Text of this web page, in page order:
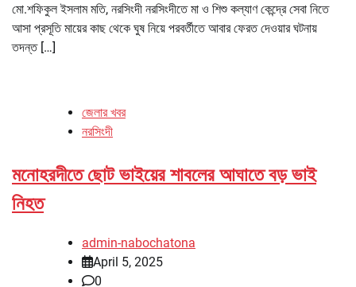
মো.শফিকুল ইসলাম মতি, নরসিংদী নরসিংদীতে মা ও শিশু কল্যাণ কেন্দ্রে সেবা নিতে
আসা প্রসূতি মায়ের কাছ থেকে ঘুষ নিয়ে পরবর্তীতে আবার ফেরত দেওয়ার ঘটনায়
তদন্ত […]
জেলার খবর
নরসিংদী
মনোহরদীতে ছোট ভাইয়ের শাবলের আঘাতে বড় ভাই
নিহত
admin-nabochatona
April 5, 2025
0